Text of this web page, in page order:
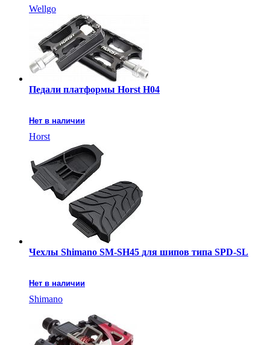
Wellgo
Педали платформы Horst H04
Нет в наличии
Horst
Чехлы Shimano SM-SH45 для шипов типа SPD-SL
Нет в наличии
Shimano